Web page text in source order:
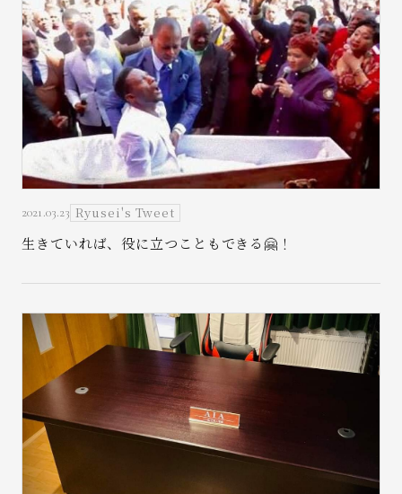
お問い合わせ
2021.03.23 Ryusei's Tweet
生きていれば、役に立つこともできる🤗！